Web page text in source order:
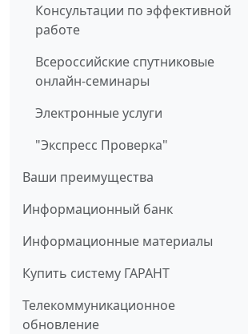
Консультации по эффективной
работе
Всероссийские спутниковые
онлайн-семинары
Электронные услуги
"Экспресс Проверка"
Ваши преимущества
Информационный банк
Информационные материалы
Купить систему ГАРАНТ
Телекоммуникационное
обновление